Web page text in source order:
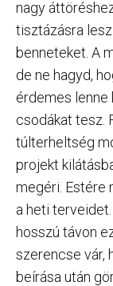
nagy
tisztázásra
benneteket. A
de ne hagyd,
érdemes lenne
csodákat tesz.
túlterheltség
projekt
megéri. Estére
a heti
hosszú távon
szerencse vár,
beírása után